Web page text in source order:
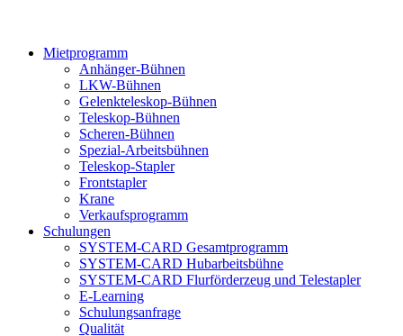
Mietprogramm
Anhänger-Bühnen
LKW-Bühnen
Gelenkteleskop-Bühnen
Teleskop-Bühnen
Scheren-Bühnen
Spezial-Arbeitsbühnen
Teleskop-Stapler
Frontstapler
Krane
Verkaufsprogramm
Schulungen
SYSTEM-CARD Gesamtprogramm
SYSTEM-CARD Hubarbeitsbühne
SYSTEM-CARD Flurförderzeug und Telestapler
E-Learning
Schulungsanfrage
Qualität